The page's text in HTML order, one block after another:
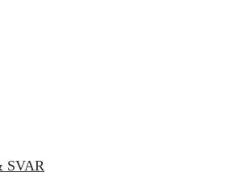
SVAR